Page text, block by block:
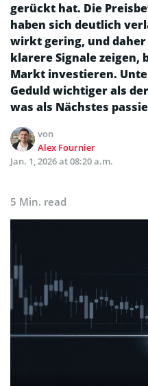
gerückt hat. Die
haben sich deutlich
wirkt gering, und daher
klarere Signale zeigen,
Markt investieren.
Geduld wichtiger als
was als Nächstes
von
Alex Fournier
Jan. 1, 2026 at 08:20 a.m.
5 Min. read